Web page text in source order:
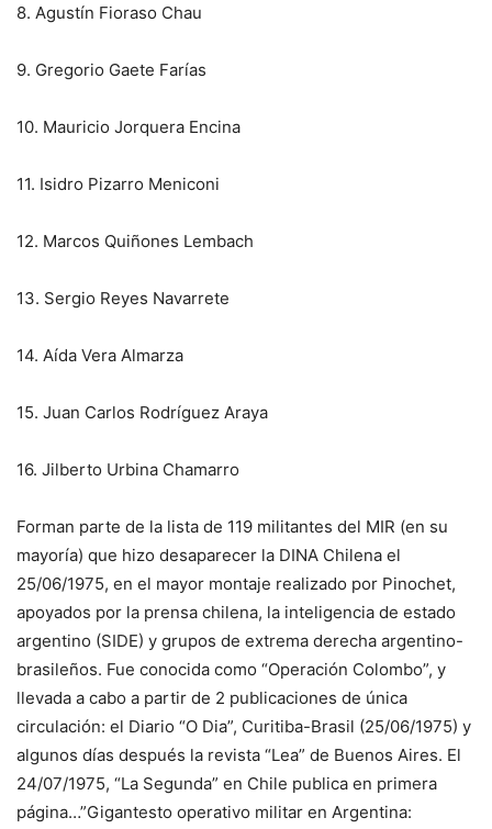
8. Agustín Fioraso Chau
9. Gregorio Gaete Farías
10. Mauricio Jorquera Encina
11. Isidro Pizarro Meniconi
12. Marcos Quiñones Lembach
13. Sergio Reyes Navarrete
14. Aída Vera Almarza
15. Juan Carlos Rodríguez Araya
16. Jilberto Urbina Chamarro
Forman parte de la lista de 119 militantes del MIR (en su
mayoría) que hizo desaparecer la DINA Chilena el
25/06/1975, en el mayor montaje realizado por Pinochet,
apoyados por la prensa chilena, la inteligencia de estado
argentino (SIDE) y grupos de extrema derecha argentino-
brasileños. Fue conocida como “Operación Colombo”, y
llevada a cabo a partir de 2 publicaciones de única
circulación: el Diario “O Dia”, Curitiba-Brasil (25/06/1975) y
algunos días después la revista “Lea” de Buenos Aires. El
24/07/1975, “La Segunda” en Chile publica en primera
página…”Gigantesto operativo militar en Argentina: